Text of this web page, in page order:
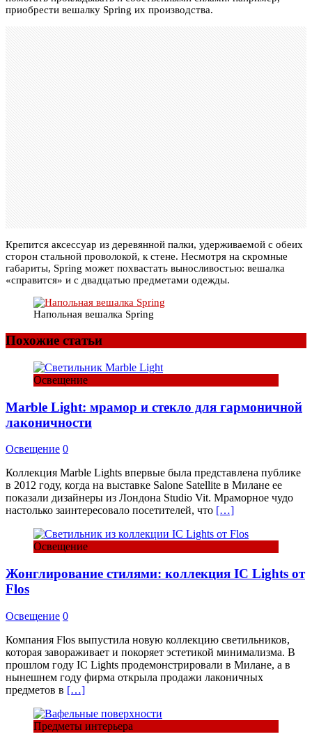
приобрести вешалку Spring их производства.
Крепится аксессуар из деревянной палки, удерживаемой с обеих
сторон стальной проволокой, к стене. Несмотря на скромные
габариты, Spring может похвастать выносливостью: вешалка
«справится» и с двадцатью предметами одежды.
Напольная вешалка Spring
Похожие статьи
Освещение
Marble Light: мрамор и стекло для гармоничной
лаконичности
Освещение 0
Коллекция Marble Lights впервые была представлена публике
в 2012 году, когда на выставке Salone Satellite в Милане ее
показали дизайнеры из Лондона Studio Vit. Мраморное чудо
настолько заинтересовало посетителей, что […]
Освещение
Жонглирование стилями: коллекция IC Lights от
Flos
Освещение 0
Компания Flos выпустила новую коллекцию светильников,
которая завораживает и покоряет эстетикой минимализма. В
прошлом году IC Lights продемонстрировали в Милане, а в
нынешнем году фирма открыла продажи лаконичных
предметов в […]
Предметы интерьера